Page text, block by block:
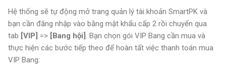
Hệ thống sẽ tự động mở trang quản lý tài khoản SmartPK và
bạn cần đăng nhập vào bằng mật khẩu cấp 2 rồi chuyển qua
tab [VIP] => [Bang hội] . Bạn chọn gói VIP Bang cần mua và
thực hiện các bước tiếp theo để hoàn tất việc thanh toán mua
VIP Bang: